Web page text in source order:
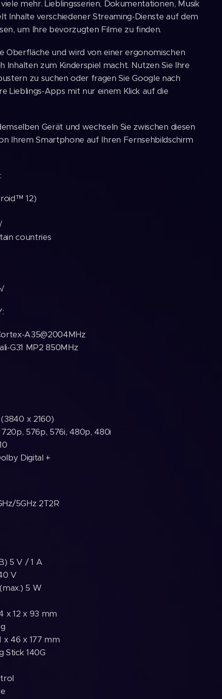
mehr. Lieblingsserien, Dokumentationen, Musik
verschiedener Streaming-Dienste auf dem
um Ihre bevorzugten Filme zu finden.
Oberfläche und wird von einer ergonomischen
Inhalten zum Kinderspiel macht. Nutzen Sie Ihre
zu suchen oder fragen Sie Google nach
Lieblings-Apps mit nur einem Klick auf die
Gerät und wechseln Sie zwischen diesen
Ihrem Smartphone auf Ihren Fernsehbildschirm
12)
countries
A35@2004MHz
G31 MP2 850MHz
x 2160)
576p, 576i, 480p, 480i
Digital +
5GHz 2T2R
5 V / 1 A
V
5 W
x 12 x 93 mm
x 46 x 177 mm
Stick 140G